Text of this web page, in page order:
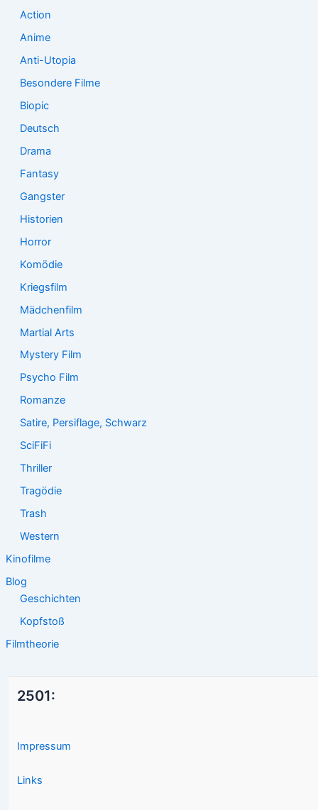
Action
Anime
Anti-Utopia
Besondere Filme
Biopic
Deutsch
Drama
Fantasy
Gangster
Historien
Horror
Komödie
Kriegsfilm
Mädchenfilm
Martial Arts
Mystery Film
Psycho Film
Romanze
Satire, Persiflage, Schwarz
SciFiFi
Thriller
Tragödie
Trash
Western
Kinofilme
Blog
Geschichten
Kopfstoß
Filmtheorie
2501:
Impressum
Links